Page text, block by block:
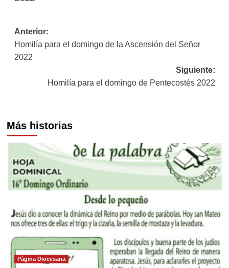
Navegación
de
Anterior:
Homilía para el domingo de la Ascensión del Señor
2022
Siguiente:
Homilía para el domingo de Pentecostés 2022
Más historias
Página Diocesana